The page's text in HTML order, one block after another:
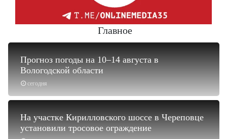
Главное
сегодня
Прогноз погоды на 10–14 августа в
Вологодской области
На участке Кирилловского шоссе в Череповце
установили тросовое ограждение